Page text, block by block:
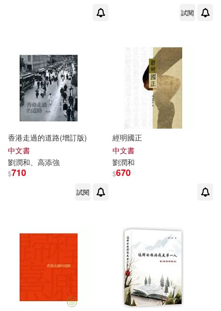
試閱
香港走過的道路(增訂版)
中文書
劉潤和、高添強
$710
試閱
經明國正
中文書
劉潤和
$670